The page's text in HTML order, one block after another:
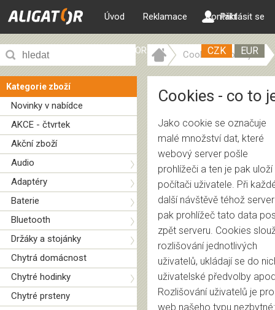
Úvod Reklamace Kontakt
ALIGATOR web
Přihlásit se
Kategorie zboží
Novinky v nabídce
AKCE - čtvrtek
Akční zboží
Audio
Adaptéry
Baterie
Bluetooth
Držáky a stojánky
Chytrá domácnost
Chytré hodinky
Chytré prsteny
Cookies - co to je?
CZK EUR
Cookies - co to
Jako cookie se označuje
malé množství dat, které
webový server pošle
prohlížeči a ten je pak uloží
počítači uživatele. Při
další návštěvě téhož
pak prohlížeč tato data
zpět serveru. Cookies
rozlišování jednotlivých
uživatelů, ukládají se do
uživatelské předvolby
Rozlišování uživatelů je pro
web našeho typu nezbytné: